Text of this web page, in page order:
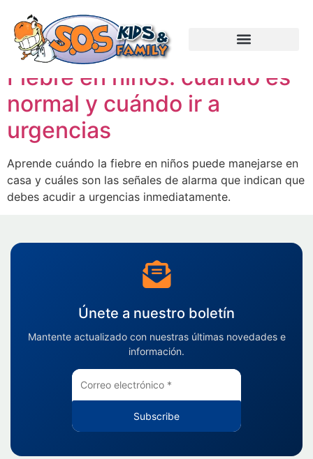
Categorías: Pediatría
Fiebre en niños: cuándo es
normal y cuándo ir a
urgencias
Aprende cuándo la fiebre en niños puede manejarse en
casa y cuáles son las señales de alarma que indican que
debes acudir a urgencias inmediatamente.
Únete a nuestro boletín
Mantente actualizado con nuestras últimas novedades e
información.
Subscribe